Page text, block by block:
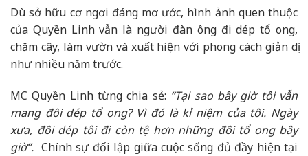
Dù sở hữu cơ ngơi đáng mơ ước, hình ảnh quen thuộc
của Quyền Linh vẫn là người đàn ông đi dép tổ ong,
chăm cây, làm vườn và xuất hiện với phong cách giản dị
như nhiều năm trước.
MC Quyền Linh từng chia sẻ: “Tại sao bây giờ tôi vẫn
mang đôi dép tổ ong? Vì đó là kỉ niệm của tôi. Ngày
xưa, đôi dép tôi đi còn tệ hơn những đôi tổ ong bây
giờ”. Chính sự đối lập giữa cuộc sống đủ đầy hiện tại